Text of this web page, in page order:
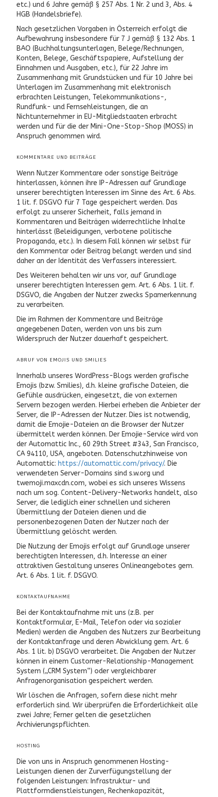
etc.) und 6 Jahre gemäß § 257 Abs. 1 Nr. 2 und 3, Abs. 4
HGB (Handelsbriefe).
Nach gesetzlichen Vorgaben in Österreich erfolgt die
Aufbewahrung insbesondere für 7 J gemäß § 132 Abs. 1
BAO (Buchhaltungsunterlagen, Belege/Rechnungen,
Konten, Belege, Geschäftspapiere, Aufstellung der
Einnahmen und Ausgaben, etc.), für 22 Jahre im
Zusammenhang mit Grundstücken und für 10 Jahre bei
Unterlagen im Zusammenhang mit elektronisch
erbrachten Leistungen, Telekommunikations-,
Rundfunk- und Fernsehleistungen, die an
Nichtunternehmer in EU-Mitgliedstaaten erbracht
werden und für die der Mini-One-Stop-Shop (MOSS) in
Anspruch genommen wird.
KOMMENTARE UND BEITRÄGE
Wenn Nutzer Kommentare oder sonstige Beiträge
hinterlassen, können ihre IP-Adressen auf Grundlage
unserer berechtigten Interessen im Sinne des Art. 6 Abs.
1 lit. f. DSGVO für 7 Tage gespeichert werden. Das
erfolgt zu unserer Sicherheit, falls jemand in
Kommentaren und Beiträgen widerrechtliche Inhalte
hinterlässt (Beleidigungen, verbotene politische
Propaganda, etc.). In diesem Fall können wir selbst für
den Kommentar oder Beitrag belangt werden und sind
daher an der Identität des Verfassers interessiert.
Des Weiteren behalten wir uns vor, auf Grundlage
unserer berechtigten Interessen gem. Art. 6 Abs. 1 lit. f.
DSGVO, die Angaben der Nutzer zwecks Spamerkennung
zu verarbeiten.
Die im Rahmen der Kommentare und Beiträge
angegebenen Daten, werden von uns bis zum
Widerspruch der Nutzer dauerhaft gespeichert.
ABRUF VON EMOJIS UND SMILIES
Innerhalb unseres WordPress-Blogs werden grafische
Emojis (bzw. Smilies), d.h. kleine grafische Dateien, die
Gefühle ausdrücken, eingesetzt, die von externen
Servern bezogen werden. Hierbei erheben die Anbieter der
Server, die IP-Adressen der Nutzer. Dies ist notwendig,
damit die Emojie-Dateien an die Browser der Nutzer
übermittelt werden können. Der Emojie-Service wird von
der Automattic Inc., 60 29th Street #343, San Francisco,
CA 94110, USA, angeboten. Datenschutzhinweise von
Automattic: https://automattic.com/privacy/. Die
verwendeten Server-Domains sind s.w.org und
twemoji.maxcdn.com, wobei es sich unseres Wissens
nach um sog. Content-Delivery-Networks handelt, also
Server, die lediglich einer schnellen und sicheren
Übermittlung der Dateien dienen und die
personenbezogenen Daten der Nutzer nach der
Übermittlung gelöscht werden.
Die Nutzung der Emojis erfolgt auf Grundlage unserer
berechtigten Interessen, d.h. Interesse an einer
attraktiven Gestaltung unseres Onlineangebotes gem.
Art. 6 Abs. 1 lit. f. DSGVO.
KONTAKTAUFNAHME
Bei der Kontaktaufnahme mit uns (z.B. per
Kontaktformular, E-Mail, Telefon oder via sozialer
Medien) werden die Angaben des Nutzers zur Bearbeitung
der Kontaktanfrage und deren Abwicklung gem. Art. 6
Abs. 1 lit. b) DSGVO verarbeitet. Die Angaben der Nutzer
können in einem Customer-Relationship-Management
System („CRM System“) oder vergleichbarer
Anfragenorganisation gespeichert werden.
Wir löschen die Anfragen, sofern diese nicht mehr
erforderlich sind. Wir überprüfen die Erforderlichkeit alle
zwei Jahre; Ferner gelten die gesetzlichen
Archivierungspflichten.
HOSTING
Die von uns in Anspruch genommenen Hosting-
Leistungen dienen der Zurverfügungstellung der
folgenden Leistungen: Infrastruktur- und
Plattformdienstleistungen, Rechenkapazität,